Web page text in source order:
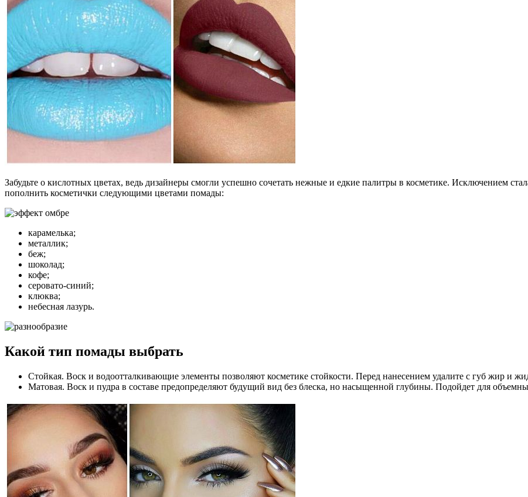
Забудьте о кислотных цветах, ведь дизайнеры смогли успешно сочетать нежные и едкие палитры в косметике. Исключением
пополнить косметички следующими цветами помады:
карамелька;
металлик;
беж;
шоколад;
кофе;
серовато-синий;
клюква;
небесная лазурь.
Какой тип помады выбрать
Стойкая. Воск и водоотталкивающие элементы позволяют косметике стойкости. Перед нанесением удалите с губ жир и
Матовая. Воск и пудра в составе предопределяют будущий вид без блеска, но насыщенной глубины. Подойдет для